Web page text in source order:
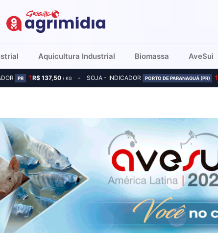
Aquicultura Industrial Biomassa AveSui
PR R$ 137,50/ KG SOJA - INDICADOR PORTO DE PARANAGUÁ (PR)